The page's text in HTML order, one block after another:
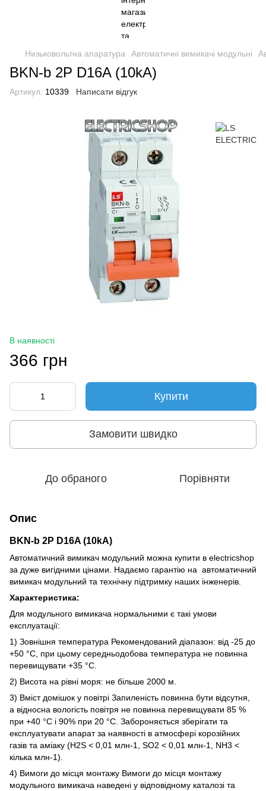
Низьковольтна апаратура Автоматичні вимикачі модульні
BKN-b 2P D16A (10kA)
Артикул: 10339 Написати відгук
В наявності
366 грн
Купити
Замовити швидко
До обраного Порівняти
Опис
BKN-b 2P D16A (10kA)
Автоматичний вимикач модульний можна купити в electricshop
за дуже вигідними цінами. Надаємо гарантію на автоматичний
вимикач модульний та технічну підтримку наших інженерів.
Характеристика:
Для модульного вимикача нормальними є такі умови
експлуатації:
1) Зовнішня температура Рекомендований діапазон: від -25 до
+50 °C, при цьому середньодобова температура не повинна
перевищувати +35 °C.
2) Висота на рівні моря: не більше 2000 м.
3) Вміст домішок у повітрі Запиленість повинна бути відсутня,
а відносна вологість повітря не повинна перевищувати 85 %
при +40 °C і 90% при 20 °C. Забороняється зберігати та
експлуатувати апарат за наявності в атмосфері корозійних
газів та аміаку (H2S < 0,01 млн-1, SO2 < 0,01 млн-1, NH3 <
кілька млн-1).
4) Вимоги до місця монтажу Вимоги до місця монтажу
модульного вимикача наведені у відповідному каталозі та